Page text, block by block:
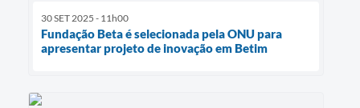
30 SET 2025 - 11h00
Fundação Beta é selecionada pela ONU para
apresentar projeto de inovação em Betim